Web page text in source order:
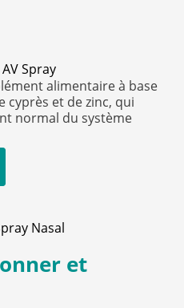
alimentaire à base
cyprès et de zinc, qui
normal du système
et